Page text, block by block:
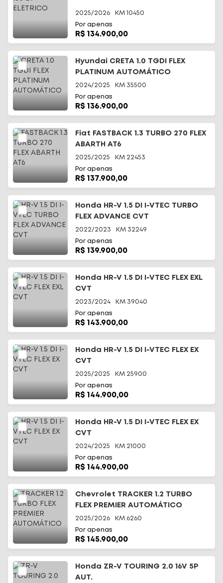
2025/2026 KM 10450
Por apenas
R$ 134.900,00
Hyundai CRETA 1.0 TGDI FLEX
PLATINUM AUTOMÁTICO
2024/2025 KM 35500
Por apenas
R$ 136.900,00
Fiat FASTBACK 1.3 TURBO 270 FLEX
ABARTH AT6
2025/2025 KM 22453
Por apenas
R$ 137.900,00
Honda HR-V 1.5 DI I-VTEC TURBO
FLEX ADVANCE CVT
2022/2023 KM 32249
Por apenas
R$ 139.900,00
Honda HR-V 1.5 DI I-VTEC FLEX EXL
CVT
2023/2024 KM 39040
Por apenas
R$ 143.900,00
Honda HR-V 1.5 DI I-VTEC FLEX EX
CVT
2025/2025 KM 25900
Por apenas
R$ 144.900,00
Honda HR-V 1.5 DI I-VTEC FLEX EX
CVT
2024/2025 KM 21000
Por apenas
R$ 144.900,00
Chevrolet TRACKER 1.2 TURBO
FLEX PREMIER AUTOMÁTICO
2025/2026 KM 6260
Por apenas
R$ 145.900,00
Honda ZR-V TOURING 2.0 16V 5P
AUT.